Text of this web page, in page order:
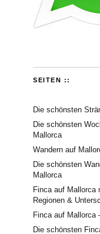
SEITEN ::
Die schönsten
Die schönsten
Mallorca
Wandern auf
Die schönsten
Mallorca
Finca auf Mallorca
Regionen &
Finca auf Mallorca
Die schönsten